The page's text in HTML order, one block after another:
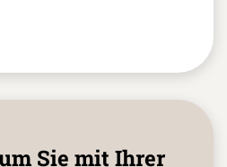
Sie mit Ihrer